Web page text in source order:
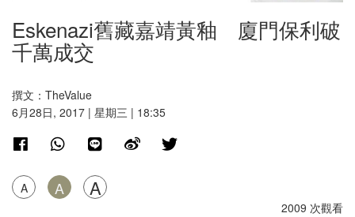
Eskenazi舊藏嘉靖黃釉 廈門保利破
千萬成交
撰文：TheValue
6月28日, 2017 | 星期三 | 18:35
A A A
2009 次觀看